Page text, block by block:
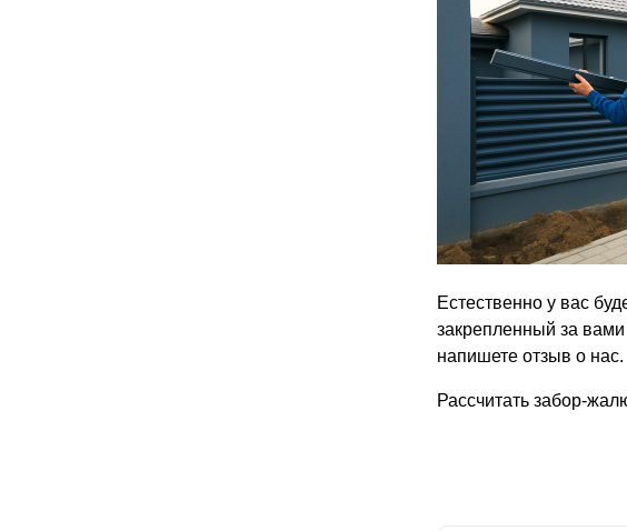
Естественно у вас
закрепленный за вами
напишете отзыв о нас.
Рассчитать забор-